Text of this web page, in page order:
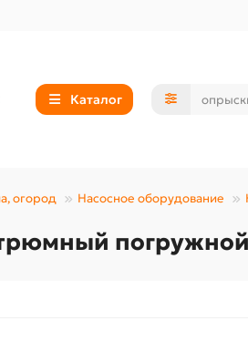
Каталог
огород Насосное оборудование